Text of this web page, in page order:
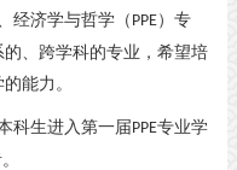
经济学与哲学（ PPE）专
、跨学科的专业，希望培
能力。
科生进入第一届PPE专业学